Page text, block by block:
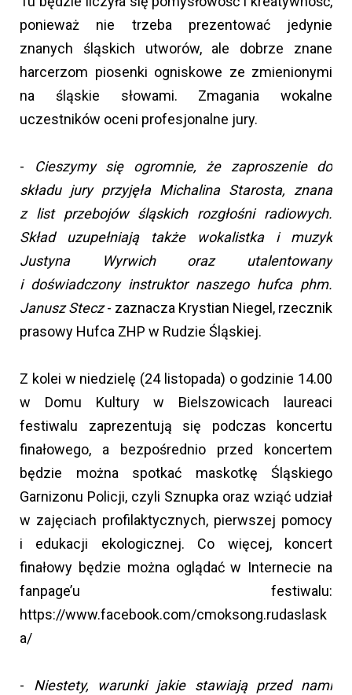
ponieważ nie trzeba prezentować jedynie
znanych śląskich utworów, ale dobrze znane
harcerzom piosenki ogniskowe ze zmienionymi
na śląskie słowami. Zmagania wokalne
uczestników oceni profesjonalne jury.
-
Cieszymy się ogromnie, że zaproszenie do
składu jury przyjęła Michalina Starosta, znana
z list przebojów śląskich rozgłośni radiowych.
Skład uzupełniają także wokalistka i muzyk
Justyna Wyrwich oraz utalentowany
i doświadczony instruktor naszego hufca phm.
Janusz Stecz- zaznacza Krystian Niegel, rzecznik
prasowy Hufca ZHP w Rudzie Śląskiej.
Z kolei w niedzielę (24 listopada) o godzinie 14.00
w Domu Kultury w Bielszowicach laureaci
festiwalu zaprezentują się podczas koncertu
finałowego, a bezpośrednio przed koncertem
będzie można spotkać maskotkę Śląskiego
Garnizonu Policji, czyli Sznupka oraz wziąć udział
w zajęciach profilaktycznych, pierwszej pomocy
i edukacji ekologicznej. Co więcej, koncert
finałowy będzie można oglądać w Internecie na
fanpage’u festiwalu:
https://www.facebook.com/cmoksong.rudaslask
a/
- Niestety, warunki jakie stawiają przed nami